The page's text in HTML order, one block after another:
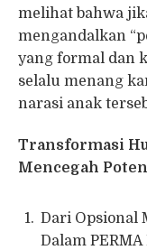
melihat bahwa
mengandalkan
yang formal dan
selalu menang
narasi anak
Transformasi
Mencegah
Dari Opsional
Dalam